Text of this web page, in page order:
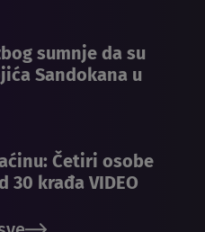
sumnje da su
Sandokana u
Četiri osobe
30 krađa VIDEO